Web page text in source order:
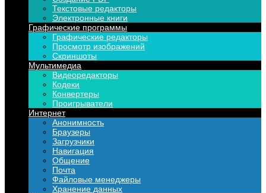
Текстовые редакторы
Электронные книги
Графические программы
Графические редакторы
Просмотр изображений
Скриншоты
Мультимедиа
Видеоредакторы
Кодеки
Конвертеры
Проигрыватели
Интернет
Анонимность
Браузеры
Загрузчики
Навигация
Общение
Почта
Файловые менеджеры
Хранение данных